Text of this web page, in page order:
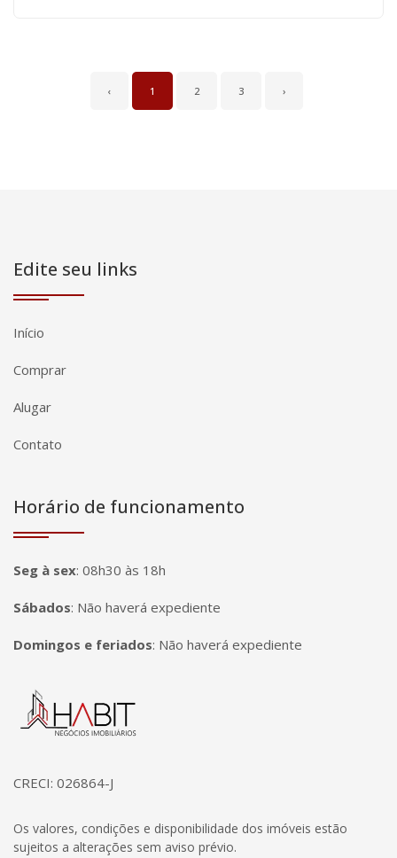
‹ 1 2 3 ›
Edite seu links
Início
Comprar
Alugar
Contato
Horário de funcionamento
Seg à sex: 08h30 às 18h
Sábados: Não haverá expediente
Domingos e feriados: Não haverá expediente
Página inicial
CRECI: 026864-J
Os valores, condições e disponibilidade dos imóveis estão
sujeitos a alterações sem aviso prévio.